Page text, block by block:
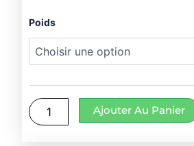
Poids
quantité
Cinq
parfums
Ajouter Au Panier